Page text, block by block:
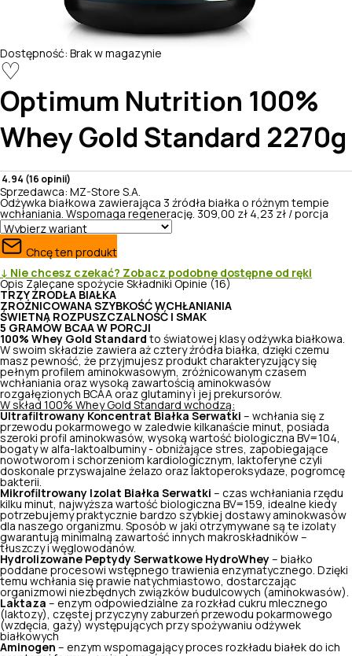
Dostępność: Brak w magazynie
♡
Optimum Nutrition 100%
Whey Gold Standard 2270g
4.94 (16 opinii)
Sprzedawca: MZ-Store S.A.
Odżywka białkowa zawierająca 3 źródła białka o różnym tempie
wchłaniania. Wspomaga regenerację. 309,00 zł 4,23 zł / porcja
Chcę ten produkt
↓ Nie chcesz czekać? Zobacz podobne dostępne od ręki
Opis Zalecane spożycie Składniki Opinie (16)
TRZY ŹRÓDŁA BIAŁKA
ZRÓŻNICOWANA SZYBKOŚĆ WCHŁANIANIA
ŚWIETNA ROZPUSZCZALNOŚĆ I SMAK
5 GRAMÓW BCAA W PORCJI
100% Whey Gold Standard to światowej klasy odżywka białkowa.
W swoim składzie zawiera aż cztery źródła białka, dzięki czemu
masz pewność, że przyjmujesz produkt charakteryzujący się
pełnym profilem aminokwasowym, zróżnicowanym czasem
wchłaniania oraz wysoką zawartością aminokwasów
rozgałęzionych BCAA oraz glutaminy i jej prekursorów.
W skład 100% Whey Gold Standard wchodzą:
Ultrafiltrowany Koncentrat Białka Serwatki – wchłania się z
przewodu pokarmowego w zaledwie kilkanaście minut, posiada
szeroki profil aminokwasów, wysoką wartość biologiczna BV=104,
bogaty w alfa-laktoalbuminy - obniżające stres, zapobiegające
nowotworom i schorzeniom kardiologicznym, laktoferyne czyli
doskonale przyswajalne żelazo oraz laktoperoksydaze, pogromcę
bakterii.
Mikrofiltrowany Izolat Białka Serwatki – czas wchłaniania rzędu
kilku minut, najwyższa wartość biologiczna BV=159, idealne kiedy
potrzebujemy praktycznie bardzo szybkiej dostawy aminokwasów
dla naszego organizmu. Sposób w jaki otrzymywane są te izolaty
gwarantują minimalną zawartość innych makroskładników –
tłuszczy i węglowodanów.
Hydrolizowane Peptydy Serwatkowe HydroWhey – białko
poddane procesowi wstępnego trawienia enzymatycznego. Dzięki
temu wchłania się prawie natychmiastowo, dostarczając
organizmowi niezbędnych związków budulcowych (aminokwasów).
Laktaza – enzym odpowiedzialne za rozkład cukru mlecznego
(laktozy), częstej przyczyny zaburzeń przewodu pokarmowego
(wzdęcia, gazy) występujących przy spożywaniu odżywek
białkowych
Aminogen – enzym wspomagający proces rozkładu białek do ich